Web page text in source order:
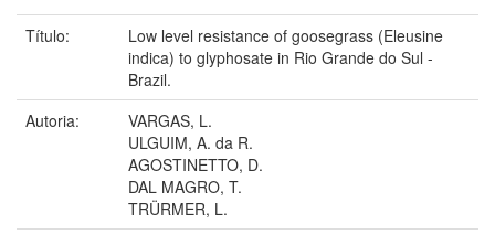
Título:
Low level resistance of goosegrass (Eleusine
indica) to glyphosate in Rio Grande do Sul -
Brazil.
Autoria:
VARGAS, L.
ULGUIM, A. da R.
AGOSTINETTO, D.
DAL MAGRO, T.
TRÜRMER, L.